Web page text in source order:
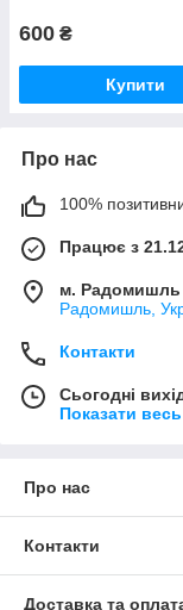
600 ₴
Купити
Про нас
100%
Працює з
м. Радомишль
Радомишль,
Контакти
Сьогодні
Показати
Про нас
Контакти
Доставка та